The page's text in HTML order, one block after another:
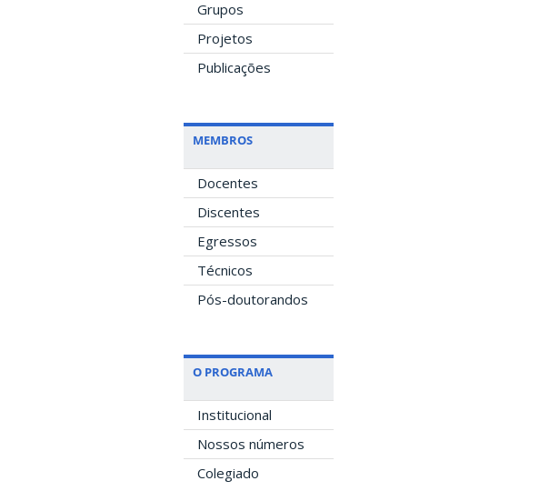
Grupos
Projetos
Publicações
MEMBROS
Docentes
Discentes
Egressos
Técnicos
Pós-doutorandos
O PROGRAMA
Institucional
Nossos números
Colegiado